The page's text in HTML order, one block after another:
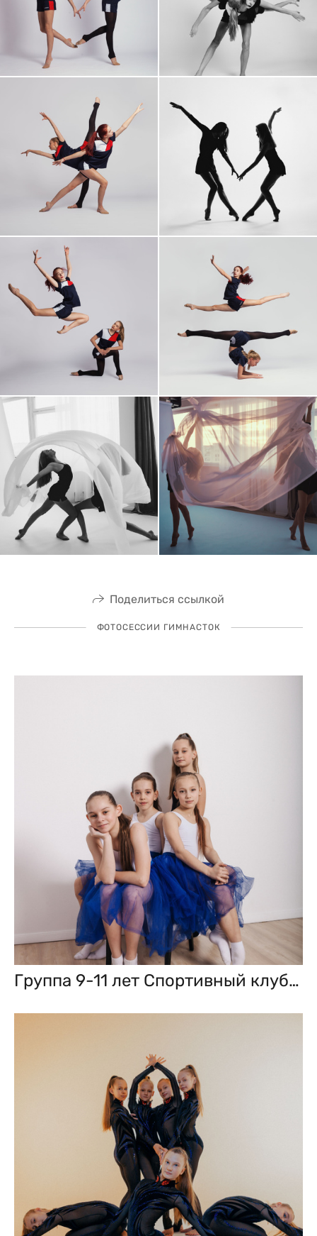
Поделиться ссылкой
ФОТОСЕССИИ ГИМНАСТОК
Группа 9-11 лет Спортивный клуб «Старт»